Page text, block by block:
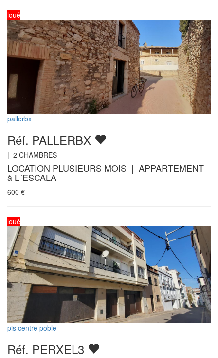
loué
pallerbx
Réf. PALLERBX
| 2 CHAMBRES
LOCATION PLUSIEURS MOIS | APPARTEMENT
à L´ESCALA
600 €
loué
pis centre poble
Réf. PERXEL3